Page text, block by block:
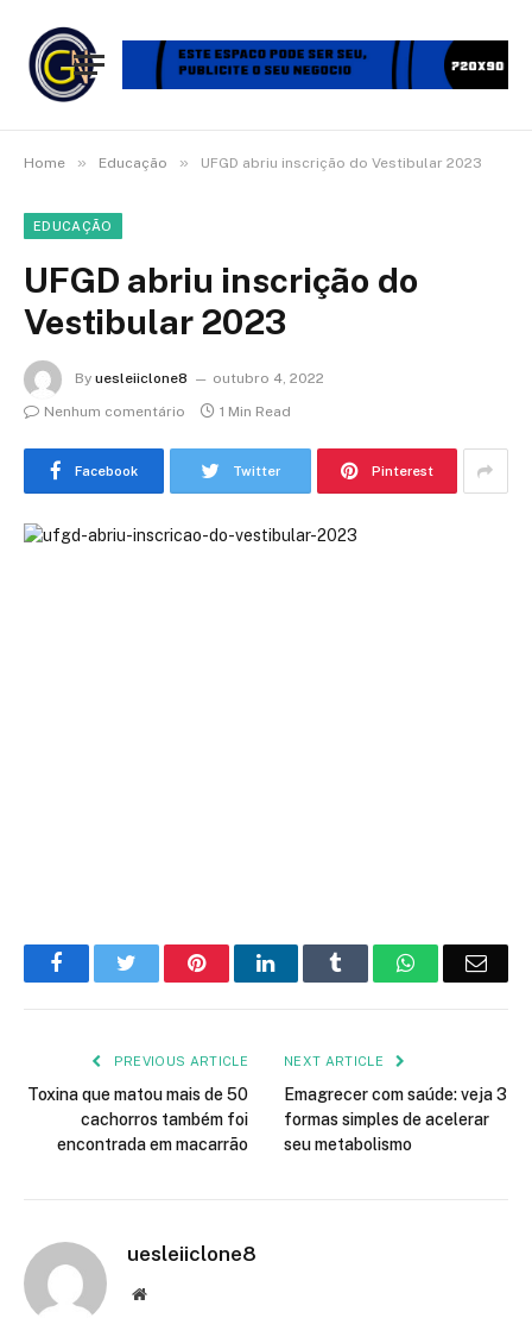
Home » Educação » UFGD abriu inscrição do Vestibular 2023
EDUCAÇÃO
UFGD abriu inscrição do
Vestibular 2023
By uesleiiclone8
outubro 4, 2022
Nenhum comentário
1 Min Read
Facebook Twitter Pinterest
FacebookTwitter PinterestLinkedIn Tumblr WhatsApp
PREVIOUS ARTICLE
Toxina que matou mais de 50
cachorros também foi
encontrada em macarrão
NEXT ARTICLE
Emagrecer com saúde: veja 3
formas simples de acelerar
seu metabolismo
uesleiiclone8
Website